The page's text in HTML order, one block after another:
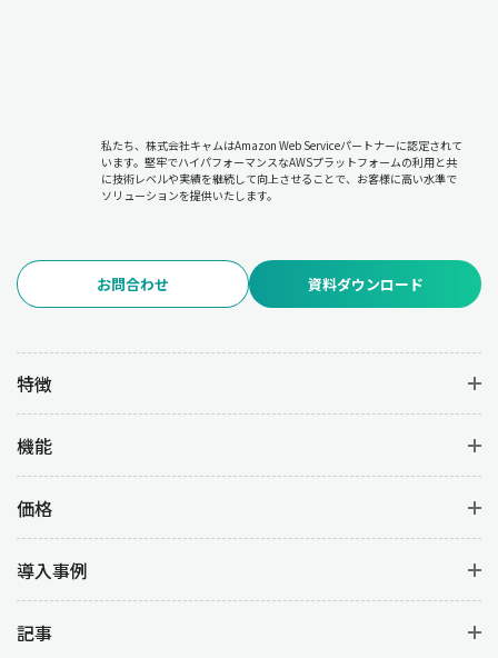
私たち、株式会社キャムはAmazon Web Serviceパートナーに認定されて
います。堅牢でハイパフォーマンスなAWSプラットフォームの利用と共
に技術レベルや実績を継続して向上させることで、お客様に高い水準で
ソリューションを提供いたします。
お問合わせ 資料ダウンロード
特徴
機能
価格
導入事例
記事